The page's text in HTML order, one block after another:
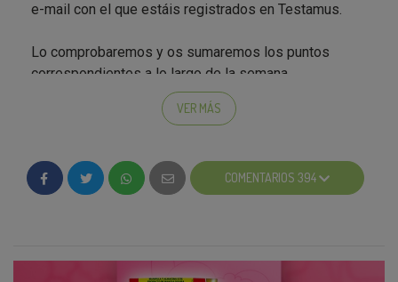
e-mail con el que estáis registrados en Testamus.
Lo comprobaremos y os sumaremos los puntos
correspondientes a lo largo de la semana.
VER MÁS
COMENTARIOS 394